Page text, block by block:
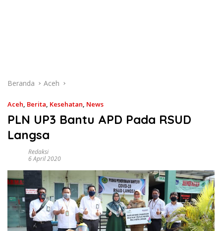
Beranda Aceh
Aceh, Berita, Kesehatan, News
PLN UP3 Bantu APD Pada RSUD
Langsa
Redaksi
6 April 2020